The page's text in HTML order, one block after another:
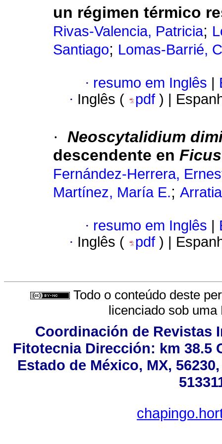
un régimen térmico
Rivas-Valencia, Patricia;
Santiago; Lomas-Barrié,
· resumo em Inglês
· Inglês ( pdf ) |
· Neoscytalidium
descendente en
Fernández-Herrera,
Martínez, María E.;
· resumo em Inglês
· Inglês ( pdf ) |
Todo o conteúdo deste
licenciado sob uma
Coordinación de Revistas
Fitotecnia Dirección: km 38.5
Estado de México, MX,